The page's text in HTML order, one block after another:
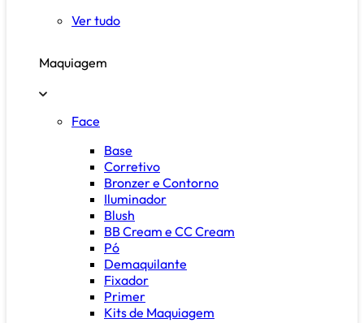
Ver tudo
Maquiagem
Face
Base
Corretivo
Bronzer e Contorno
Iluminador
Blush
BB Cream e CC Cream
Pó
Demaquilante
Fixador
Primer
Kits de Maquiagem